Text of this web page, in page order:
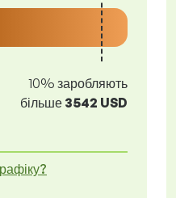
10% заробляють
більше 3542 USD